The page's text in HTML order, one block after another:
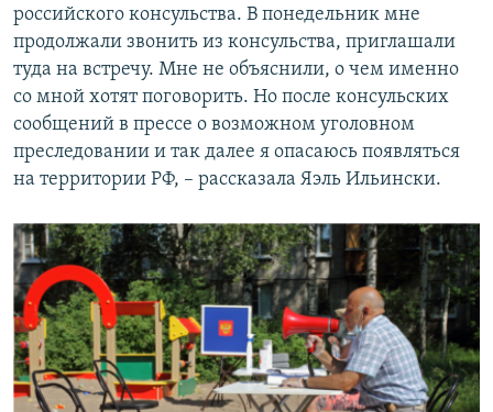
российского консульства. В понедельник мне
продолжали звонить из консульства, приглашали
туда на встречу. Мне не объяснили, о чем именно
со мной хотят поговорить. Но после консульских
сообщений в прессе о возможном уголовном
преследовании и так далее я опасаюсь появляться
на территории РФ, – рассказала Яэль Ильински.